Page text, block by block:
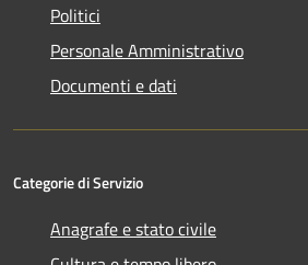
Politici
Personale Amministrativo
Documenti e dati
Categorie di Servizio
Anagrafe e stato civile